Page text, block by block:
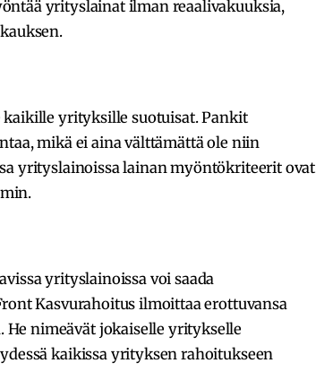
yrityslainat ilman reaalivakuuksia,
yrityksille suotuisat. Pankit
mikä ei aina välttämättä ole niin
yrityslainoissa lainan myöntökriteerit ovat
yrityslainoissa voi saada
Kasvurahoitus ilmoittaa erottuvansa
He nimeävät jokaiselle yritykselle
kaikissa yrityksen rahoitukseen